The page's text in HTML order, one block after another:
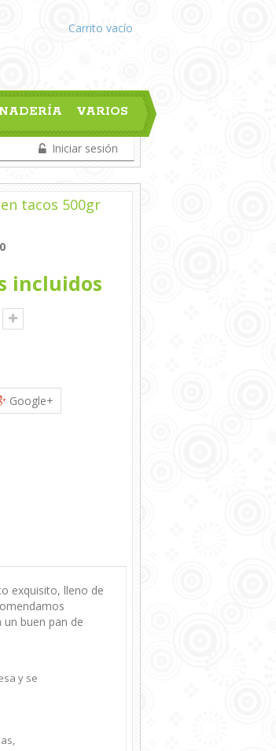
Carrito vacío
VARIOS
Iniciar sesión
tacos 500gr
incluidos
Google+
exquisito, lleno de
buen pan de
y se